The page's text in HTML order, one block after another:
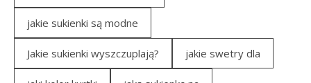
jakie sukienki są modne
Jakie sukienki wyszczuplają? jakie swetry dla